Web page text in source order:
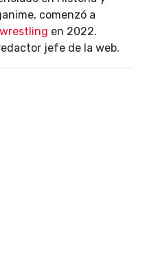
comenzó a
en 2022.
jefe de la web.